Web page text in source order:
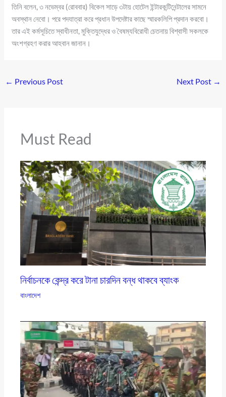
তিনি বলেন, ৩ নভেম্বর (রোববার) বিকেল সাড়ে ৩টায় হোটেল ইন্টারকন্টিনেন্টালের সামনে
অবস্থান নেবো। পরে পদযাত্রা করে প্রধান উপদেষ্টার কাছে স্মারকলিপি প্রদান করবো।
তার এই কর্মসূচিতে স্বাধীনতা, মুক্তিযুদ্ধের ও বৈষম্যবিরোধী চেতনায় বিশ্বাসী সকলকে
অংশগ্রহণ করার আহবান জানান।
← Previous Post Next Post →
Must Read
নির্বাচনকে কেন্দ্র করে টানা চারদিন বন্ধ থাকবে ব্যাংক
বাংলাদেশ